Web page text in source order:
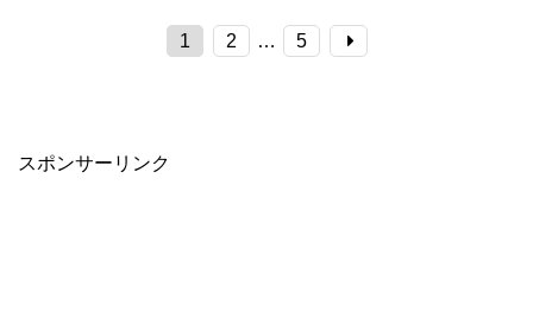
1 2 … 5
スポンサーリンク